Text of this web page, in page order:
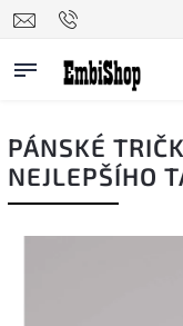
PÁNSKÉ
NEJLEPŠÍHO